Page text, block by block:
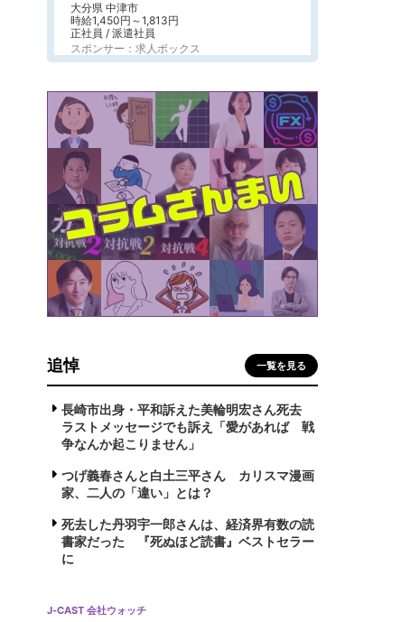
大分県 中津市
時給1,450円～1,813円
正社員 / 派遣社員
スポンサー：求人ボックス
追悼 一覧を見る
長崎市出身・平和訴えた美輪明宏さん死去
ラストメッセージでも訴え「愛があれば 戦
争なんか起こりません」
つげ義春さんと白土三平さん カリスマ漫画
家、二人の「違い」とは？
死去した丹羽宇一郎さんは、経済界有数の読
書家だった 『死ぬほど読書』ベストセラー
に
J-CAST 会社ウォッチ